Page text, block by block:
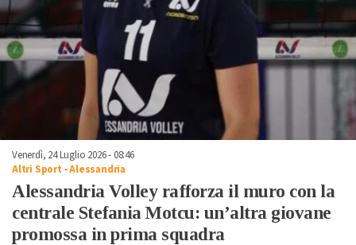
Venerdì, 24 Luglio 2026 - 08:46
Altri Sport -Alessandria
Alessandria Volley rafforza il muro con la
centrale Stefania Motcu: un’altra giovane
promossa in prima squadra